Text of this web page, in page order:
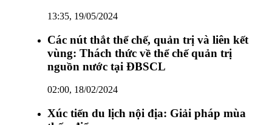
13:35, 19/05/2024
Các nút thắt thể chế, quản trị và liên kết
vùng: Thách thức về thể chế quản trị
nguồn nước tại ĐBSCL
02:00, 18/02/2024
Xúc tiến du lịch nội địa: Giải pháp mùa